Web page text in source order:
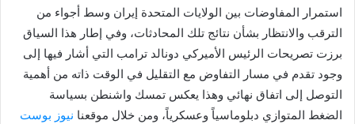
استمرار المفاوضات بين الولايات المتحدة إيران وسط أجواء من
الترقب والانتظار بشأن نتائج تلك المحادثات، وفي إطار هذا السياق
برزت تصريحات الرئيس الأميركي دونالد ترامب التي أشار فيها إلى
وجود تقدم في مسار التفاوض مع التقليل في الوقت ذاته من أهمية
التوصل إلى اتفاق نهائي وهذا يعكس تمسك واشنطن بسياسة
الضغط المتوازي دبلوماسياً وعسكرياً، ومن خلال موقعنا نيوز بوست